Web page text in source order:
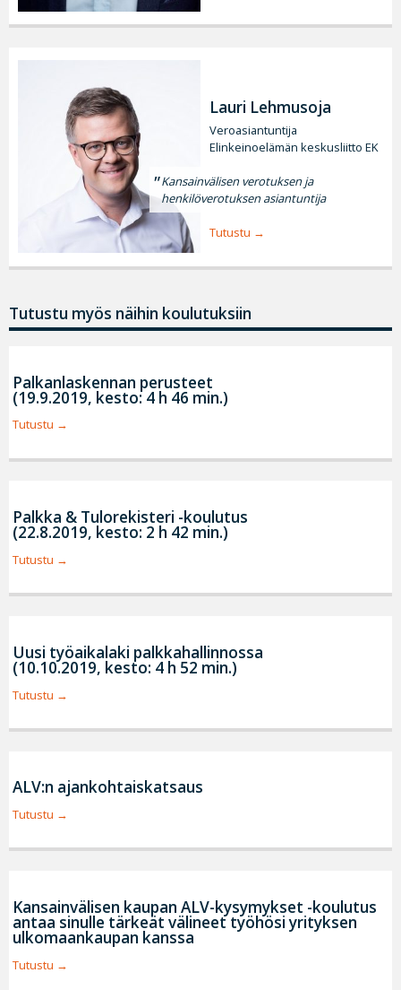
Lauri Lehmusoja
Veroasiantuntija
Elinkeinoelämän keskusliitto EK
Kansainvälisen verotuksen ja
henkilöverotuksen asiantuntija
Tutustu
Tutustu myös näihin koulutuksiin
Palkanlaskennan perusteet
(19.9.2019, kesto: 4 h 46 min.)
Tutustu
Palkka & Tulorekisteri -koulutus
(22.8.2019, kesto: 2 h 42 min.)
Tutustu
Uusi työaikalaki palkkahallinnossa
(10.10.2019, kesto: 4 h 52 min.)
Tutustu
ALV:n ajankohtaiskatsaus
Tutustu
Kansainvälisen kaupan ALV-kysymykset -koulutus
antaa sinulle tärkeät välineet työhösi yrityksen
ulkomaankaupan kanssa
Tutustu